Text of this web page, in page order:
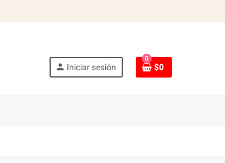
person Iniciar sesión
0
$0